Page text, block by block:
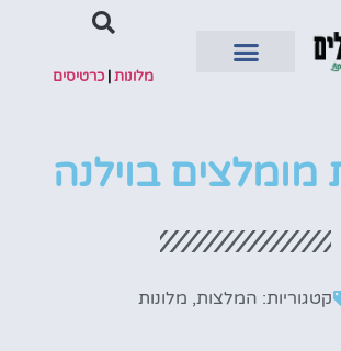
מלונות|כרטיסים
מומלצים בוילנה
קטגוריות: המלצות, מלונות